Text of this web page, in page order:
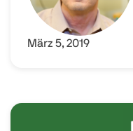
März 5, 2019
Image